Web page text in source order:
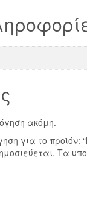
ακόμη.
για το προϊόν:
Τα